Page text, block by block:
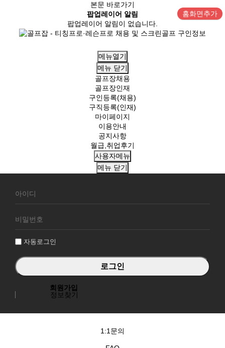
본문 바로가기
팝업레이어 알림
팝업레이어 알림이 없습니다.
홈화면추가
메뉴열기
메뉴 닫기
골프장채용
골프장인재
구인등록(채용)
구직등록(인재)
마이페이지
이용안내
공지사항
월급,취업후기
사용자메뉴
메뉴 닫기
원
그
자동로그인
회원가입
정보찾기
1:1문의